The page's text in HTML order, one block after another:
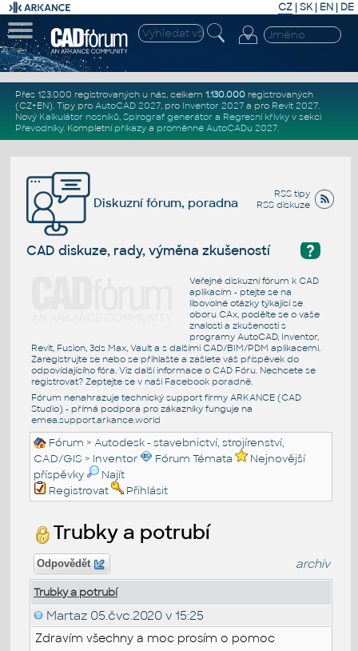
CZ | SK| EN | DE
Přes 123.000 registrovaných u nás, celkem 1.130.000registrovaných
(CZ+EN). Tipy pro AutoCAD 2027, pro Inventor 2027a pro Revit 2027.
Nový Kalkulátor nosníků, Spirograf generátor a Regresní křivkyv sekci
Převodníky. Kompletní příkazya proměnné AutoCADu 2027.
RSS tipy
RSS diskuze
Diskuzní fórum, poradna
?
CAD diskuze, rady, výměna zkušeností
Veřejné diskuzní fórum k CAD
aplikacím - ptejte se na
libovolné otázky týkající se
oboru CAx, podělte se o vaše
znalosti a zkušenosti s
programy AutoCAD, Inventor,
Revit, Fusion, 3ds Max, Vault a s dalšími CAD/BIM/PDM aplikacemi.
Zaregistrujte se nebo se přihlašte a zašlete váš příspěvek do
odpovídajícího fóra. Viz další informace o CAD Fóru. Nechcete se
registrovat? Zeptejte se v naší Facebook poradně.
Fórum nenahrazuje technický support firmy ARKANCE (CAD
Studio) - přímá podpora pro zákazníky funguje na
emea.support.arkance.world
Fórum >Autodesk - stavebnictví, strojírenství,
CAD/GIS > Inventor Fórum Témata
Nejnovější
příspěvky
Najít
Registrovat
Přihlásit
Trubky a potrubí
Odpovědět archiv
Trubky a potrubí
Martaz 05.čvc.2020 v 15:25
Zdravím všechny a moc prosím o pomoc